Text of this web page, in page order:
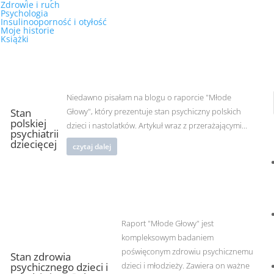
Zdrowie i ruch
Psychologia
Insulinooporność i otyłość
Moje historie
Książki
Stan
polskiej
psychiatrii
dziecięcej
Niedawno pisałam na blogu o raporcie "Młode
Głowy", który prezentuje stan psychiczny polskich
dzieci i nastolatków. Artykuł wraz z przerażającymi...
czytaj dalej
Stan zdrowia
psychicznego dzieci i
Raport "Młode Głowy" jest
kompleksowym badaniem
poświęconym zdrowiu psychicznemu
dzieci i młodzieży. Zawiera on ważne